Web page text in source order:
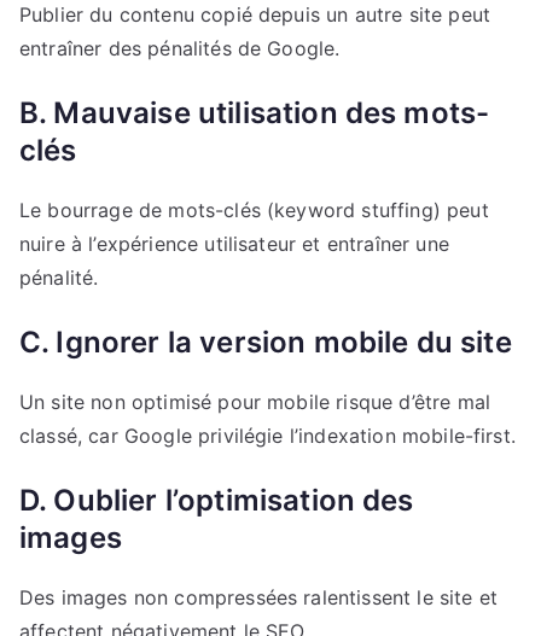
Publier du contenu copié depuis un autre site peut
entraîner des pénalités de Google.
B. Mauvaise utilisation des mots-
clés
Le bourrage de mots-clés (keyword stuffing) peut
nuire à l’expérience utilisateur et entraîner une
pénalité.
C. Ignorer la version mobile du site
Un site non optimisé pour mobile risque d’être mal
classé, car Google privilégie l’indexation mobile-first.
D. Oublier l’optimisation des
images
Des images non compressées ralentissent le site et
affectent négativement le SEO.